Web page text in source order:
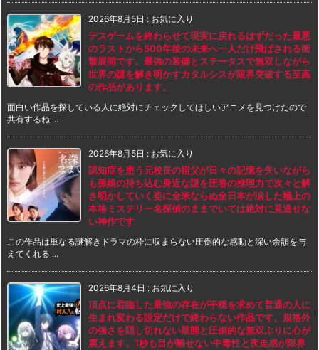
2026年8月5日 : お気に入り
デスゲームを終わらせて現実に戻れるはずだった最悪
のラストから500年後の未来へ一人だけ飛ばされる衝
撃展開です。最強の装備とステータスで無双しながら
世界の謎を解き明かすカタルシスが限界突破する至高
の作品があります。
面白い作品を探している人に絶対にチェックしてほしいアニメを見つけたので
共有するね ...
2026年8月5日 : お気に入り
認知症を患う元校長の祖父が日々の記憶を失いながら
も孫娘の持ち込む身近な謎を圧巻の推理力で次々と解
き明かしていく姿に全米ならぬ全日本が涙した極上の
本格ミステリー名探偵のままでいては絶対に見逃せな
い神作です
この作品は単なる謎解きドラマの枠に収まらない圧倒的な感動と深い余韻を与
えてくれる ...
2026年8月4日 : お気に入り
頂点に君臨した最強の存在が平穏を求めて普通の人に
生まれ変わる設定だけで終わらない作品です。規格外
の強さを隠し切れない展開と圧倒的な無双ぶりに心が
震えます。1秒も目が離せない中毒性と疾走感が限界